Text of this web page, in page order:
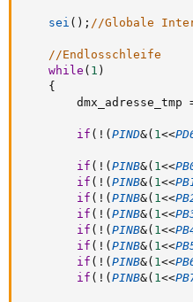
sei ( ) ; //Globale
//Endlosschleife
while ( 1 )
{
		dmx_adresse_tmp
if ( ! ( PIND&( 1<<
if ( ! ( PINB&( 1<<
if ( ! ( PINB&( 1<<
if ( ! ( PINB&( 1<<
if ( ! ( PINB&( 1<<
if ( ! ( PINB&( 1<<
if ( ! ( PINB&( 1<<
if ( ! ( PINB&( 1<<
if ( ! ( PINB&( 1<<